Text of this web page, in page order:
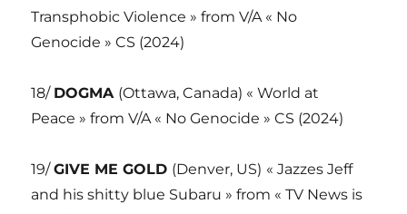
Transphobic Violence » from V/A « No
Genocide » CS (2024)
18/ DOGMA (Ottawa, Canada) « World at
Peace » from V/A « No Genocide » CS (2024)
19/GIVE ME GOLD (Denver, US) « Jazzes Jeff
and his shitty blue Subaru » from « TV News is